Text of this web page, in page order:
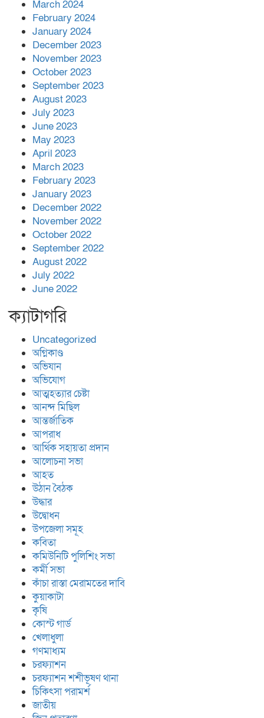
March 2024
February 2024
January 2024
December 2023
November 2023
October 2023
September 2023
August 2023
July 2023
June 2023
May 2023
April 2023
March 2023
February 2023
January 2023
December 2022
November 2022
October 2022
September 2022
August 2022
July 2022
June 2022
ক্যাটাগরি
Uncategorized
অগ্নিকাণ্ড
অভিযান
অভিযোগ
আত্মহত্যার চেষ্টা
আনন্দ মিছিল
আন্তর্জাতিক
আপরাধ
আর্থিক সহায়তা প্রদান
আলোচনা সভা
আহত
উঠান বৈঠক
উদ্ধার
উদ্বোধন
উপজেলা সমূহ
কবিতা
কমিউনিটি পুলিশিং সভা
কর্মী সভা
কাঁচা রাস্তা মেরামতের দাবি
কুয়াকাটা
কৃষি
কোস্ট গার্ড
খেলাধুলা
গণমাধ্যম
চরফ্যাশন
চরফ্যাশন শশীভূষণ থানা
চিকিৎসা পরামর্শ
জাতীয়